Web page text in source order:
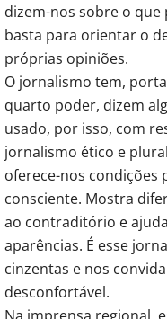
dizem-nos sobre o que
basta para orientar o
próprias opiniões.
O jornalismo tem,
quarto poder, dizem
usado, por isso, com
jornalismo ético e
oferece-nos condições
consciente. Mostra
ao contraditório e
aparências. É esse
cinzentas e nos
desconfortável.